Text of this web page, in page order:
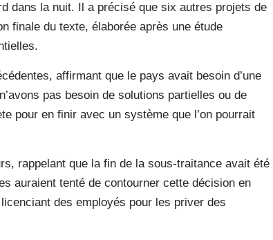
dans la nuit. Il a précisé que six autres projets de
finale du texte, élaborée après une étude
affirmant que le pays avait besoin d’une
pas besoin de solutions partielles ou de
pour en finir avec un système que l’on pourrait
rappelant que la fin de la sous-traitance avait été
auraient tenté de contourner cette décision en
des employés pour les priver des